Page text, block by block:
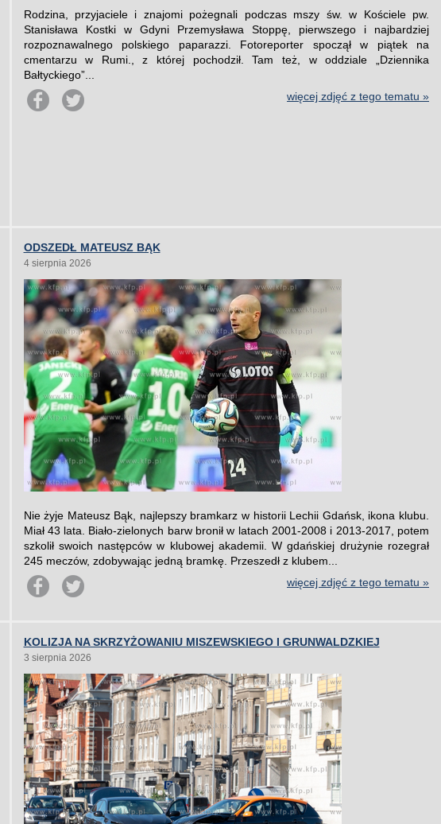
Rodzina, przyjaciele i znajomi pożegnali podczas mszy św. w Kościele pw.
Stanisława Kostki w Gdyni Przemysława Stoppę, pierwszego i najbardziej
rozpoznawalnego polskiego paparazzi. Fotoreporter spoczął w piątek na
cmentarzu w Rumi., z której pochodził. Tam też, w oddziale „Dziennika
Bałtyckiego”...
więcej zdjęć z tego tematu »
ODSZEDŁ MATEUSZ BĄK
4 sierpnia 2026
Nie żyje Mateusz Bąk, najlepszy bramkarz w historii Lechii Gdańsk, ikona klubu.
Miał 43 lata. Biało-zielonych barw bronił w latach 2001-2008 i 2013-2017, potem
szkolił swoich następców w klubowej akademii. W gdańskiej drużynie rozegrał
245 meczów, zdobywając jedną bramkę. Przeszedł z klubem...
więcej zdjęć z tego tematu »
KOLIZJA NA SKRZYŻOWANIU MISZEWSKIEGO I GRUNWALDZKIEJ
3 sierpnia 2026